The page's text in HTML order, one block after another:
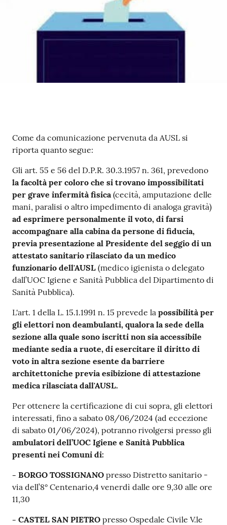
Contenuto
Come da comunicazione pervenuta da AUSL si
riporta quanto segue:
Gli art. 55 e 56 del D.P.R. 30.3.1957 n. 361, prevedono
la facoltà per coloro che si trovano impossibilitati
per grave infermità fisica (cecità, amputazione delle
mani, paralisi o altro impedimento di analoga gravità)
ad esprimere personalmente il voto, di farsi
accompagnare alla cabina da persone di fiducia,
previa presentazione al Presidente del seggio di un
attestato sanitario rilasciato da un medico
funzionario dell'AUSL (medico igienista o delegato
dall’UOC Igiene e Sanità Pubblica del Dipartimento di
Sanità Pubblica).
L'art. 1 della L. 15.1.1991 n. 15 prevede la possibilità per
gli elettori non deambulanti, qualora la sede della
sezione alla quale sono iscritti non sia accessibile
mediante sedia a ruote, di esercitare il diritto di
voto in altra sezione esente da barriere
architettoniche previa esibizione di attestazione
medica rilasciata dall'AUSL.
Per ottenere la certificazione di cui sopra, gli elettori
interessati, fino a sabato 08/06/2024 (ad eccezione
di sabato 01/06/2024), potranno rivolgersi presso gli
ambulatori dell’UOC Igiene e Sanità Pubblica
presenti nei Comuni di:
- BORGO TOSSIGNANO presso Distretto sanitario -
via dell’8° Centenario,4 venerdì dalle ore 9,30 alle ore
11,30
- CASTEL SAN PIETRO presso Ospedale Civile V.le